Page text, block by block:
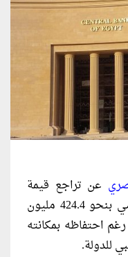
عن تراجع قيمة
احتياطي الذهب خلال مايو الماضي بنحو 424.4 مليون
دولار، رغم احتفاظه بمكانته
للدولة.